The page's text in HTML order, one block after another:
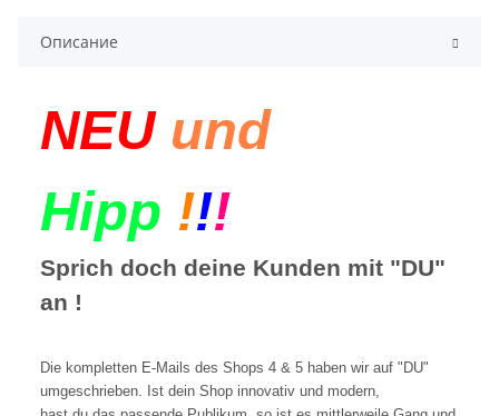
Описание
NEU und
Hipp !!!
Sprich doch deine Kunden mit "DU"
an !
Die kompletten E-Mails des Shops 4 & 5 haben wir auf "DU"
umgeschrieben. Ist dein Shop innovativ und modern,